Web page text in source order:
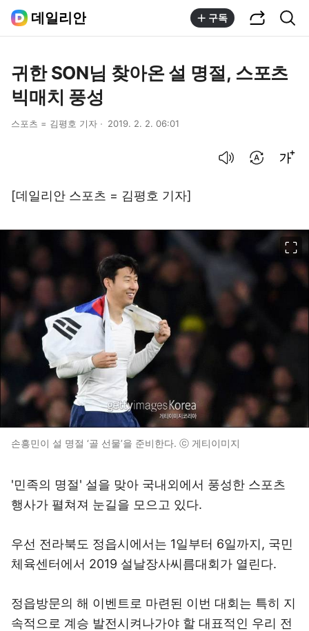
데일리안 구독
귀한 SON님 찾아온 설 명절, 스포츠
빅매치 풍성
스포츠 = 김평호 기자 2019. 2. 2. 06:01
[데일리안 스포츠 = 김평호 기자]
손흥민이 설 명절 ‘골 선물’을 준비한다. ⓒ 게티이미지
'민족의 명절' 설을 맞아 국내외에서 풍성한 스포츠
행사가 펼쳐져 눈길을 모으고 있다.
우선 전라북도 정읍시에서는 1일부터 6일까지, 국민
체육센터에서 2019 설날장사씨름대회가 열린다.
정읍방문의 해 이벤트로 마련된 이번 대회는 특히 지
속적으로 계승 발전시켜나가야 할 대표적인 우리 전